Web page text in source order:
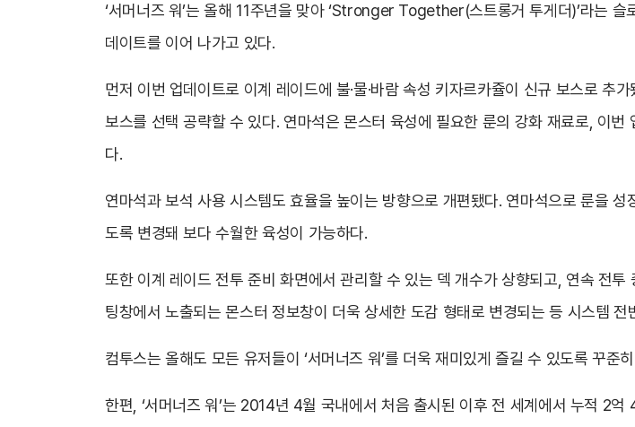
‘서머너즈 워’는 올해 11주년을 맞아 ‘Stronger Together(스트롱거 투게더)’라는
데이트를 이어 나가고 있다.
먼저 이번 업데이트로 이계 레이드에 불·물·바람 속성 키자르카쥴이 신규 보스로
보스를 선택 공략할 수 있다. 연마석은 몬스터 육성에 필요한 룬의 강화 재료로, 이
다.
연마석과 보석 사용 시스템도 효율을 높이는 방향으로 개편됐다. 연마석으로 룬을
도록 변경돼 보다 수월한 육성이 가능하다.
또한 이계 레이드 전투 준비 화면에서 관리할 수 있는 덱 개수가 상향되고, 연속 전
팅창에서 노출되는 몬스터 정보창이 더욱 상세한 도감 형태로 변경되는 등 시스템
컴투스는 올해도 모든 유저들이 ‘서머너즈 워’를 더욱 재미있게 즐길 수 있도록 꾸준
한편, ‘서머너즈 워’는 2014년 4월 국내에서 처음 출시된 이후 전 세계에서 누적 2